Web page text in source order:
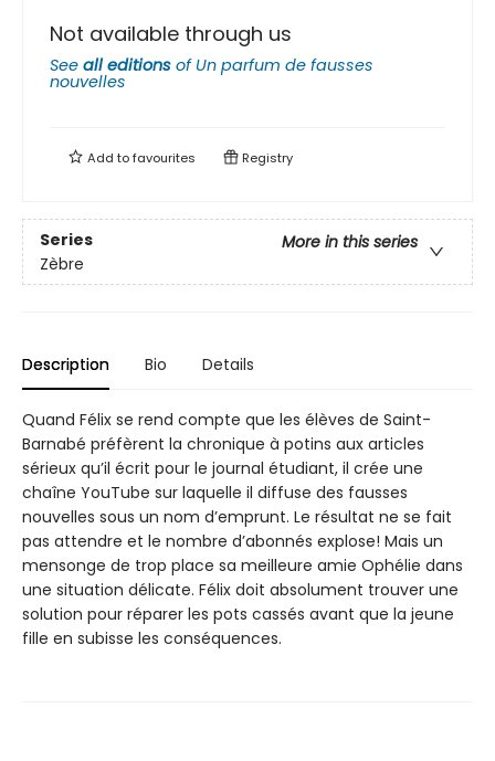
Not available through us
See all editions of Un parfum de fausses
nouvelles
Add tofavourites Registry
Series
More in this series
Zèbre
Description Bio Details
Quand Félix se rend compte que les élèves de Saint-
Barnabé préfèrent la chronique à potins aux articles
sérieux qu’il écrit pour le journal étudiant, il crée une
chaîne YouTube sur laquelle il diffuse des fausses
nouvelles sous un nom d’emprunt. Le résultat ne se fait
pas attendre et le nombre d’abonnés explose! Mais un
mensonge de trop place sa meilleure amie Ophélie dans
une situation délicate. Félix doit absolument trouver une
solution pour réparer les pots cassés avant que la jeune
fille en subisse les conséquences.